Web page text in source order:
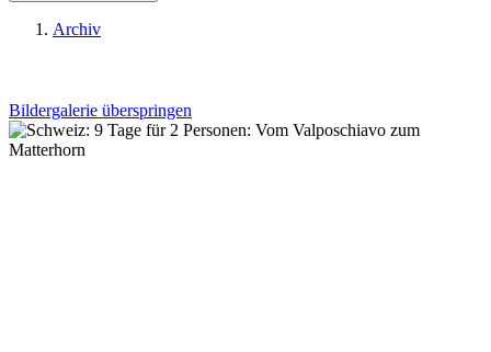
Archiv
Bildergalerie überspringen